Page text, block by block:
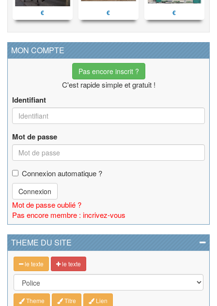
€ € €
MON COMPTE
Pas encore inscrit ?
C'est rapide simple et gratuit !
Identifiant
Mot de passe
Connexion automatique ?
Connexion
Mot de passe oublié ?
Pas encore membre : incrivez-vous
THEME DU SITE
le texte le texte
Theme Titre Lien